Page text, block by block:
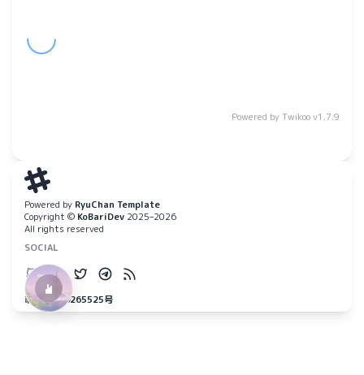
Powered by Twikoov1.7.9
Powered by RyuChan Template
Copyright © KoBariDev 2025–2026
All rights reserved
SOCIAL
萌ICP备20265525号